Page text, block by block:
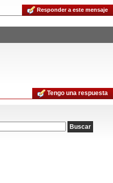
Responder a este mensaje
Tengo una respuesta